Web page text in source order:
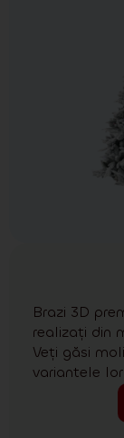
Brazi 3D
realizați din
Veți găsi
variantele